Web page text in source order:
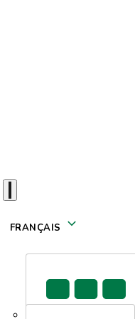
CLA 2.0
FRANÇAIS